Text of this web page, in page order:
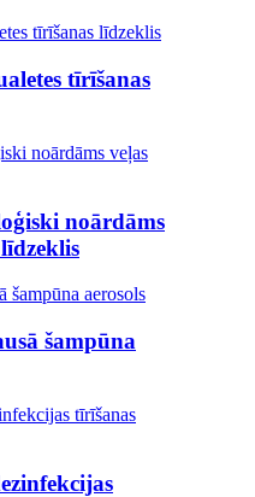
tīrīšanas
noārdāms
šampūna